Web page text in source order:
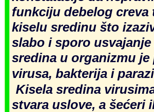
funkciju debelog creva
kiselu sredinu što
slabo i sporo
sredina u organizmu
virusa, bakterija i
Kisela sredina
stvara uslove, a šećeri